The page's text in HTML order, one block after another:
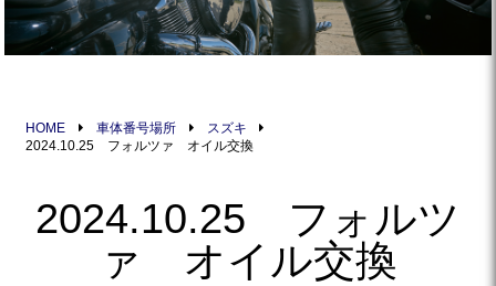
HOME 車体番号場所
スズキ
2024.10.25 フォルツァ オイル交換
2024.10.25 フォルツ
ァ オイル交換